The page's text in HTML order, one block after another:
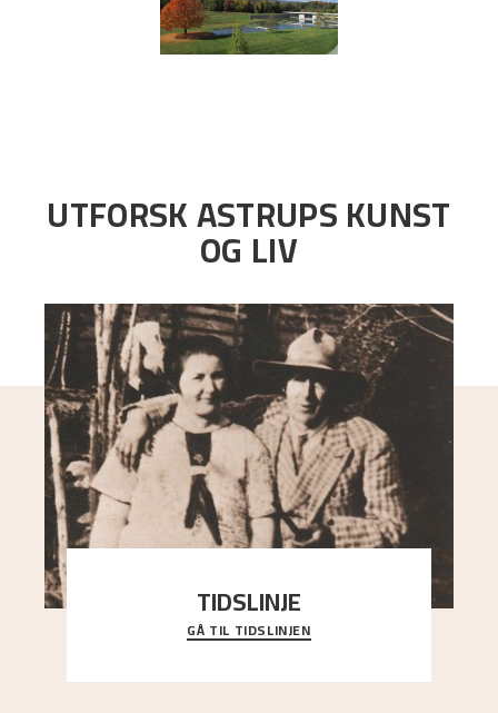
UTFORSK ASTRUPS KUNST
OG LIV
TIDSLINJE
Bli kjent med Nikolai Astrups liv, kunstnerskap og
ettermæle i en interaktiv presentasjon.
GÅ TIL TIDSLINJEN